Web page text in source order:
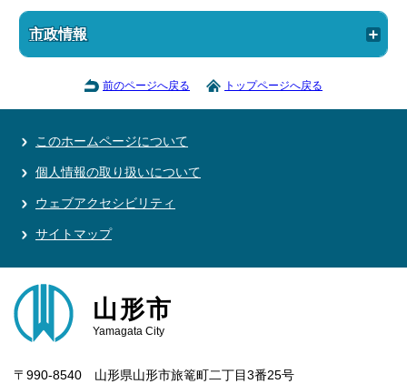
市政情報
前のページへ戻る トップページへ戻る
このホームページについて
個人情報の取り扱いについて
ウェブアクセシビリティ
サイトマップ
山形市
Yamagata City
〒990-8540 山形県山形市旅篭町二丁目3番25号